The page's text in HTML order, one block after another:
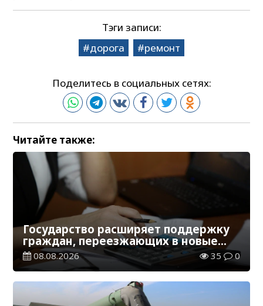
Тэги записи:
дорога
ремонт
Поделитесь в социальных сетях:
Читайте также:
Государство расширяет поддержку
граждан, переезжающих в новые
регионы для работы
08.08.2026 35 0